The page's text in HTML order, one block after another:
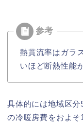
熱貫流率はガラ
いほど断熱性能
具体的には地域区
の冷暖房費をおよ